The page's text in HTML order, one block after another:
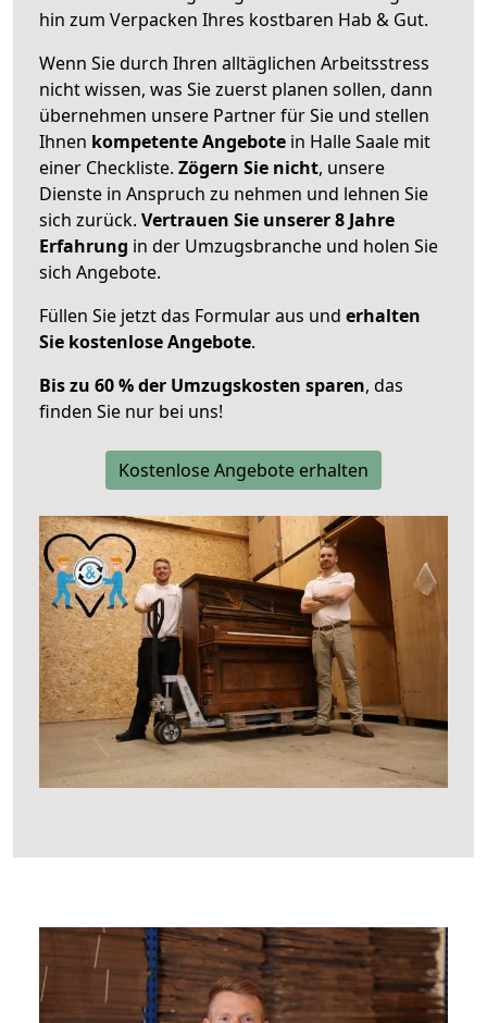
hin zum Verpacken Ihres kostbaren Hab & Gut.
Wenn Sie durch Ihren alltäglichen Arbeitsstress
nicht wissen, was Sie zuerst planen sollen, dann
übernehmen unsere Partner für Sie und stellen
Ihnen kompetente Angebote in Halle Saale mit
einer Checkliste. Zögern Sie nicht, unsere
Dienste in Anspruch zu nehmen und lehnen Sie
sich zurück. Vertrauen Sie unserer 8 Jahre
Erfahrung in der Umzugsbranche und holen Sie
sich Angebote.
Füllen Sie jetzt das Formular aus und erhalten
Sie kostenlose Angebote.
Bis zu 60 % der Umzugskosten sparen, das
finden Sie nur bei uns!
Kostenlose Angebote erhalten